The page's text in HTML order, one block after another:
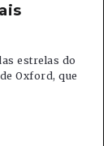
estrelas do
Oxford, que